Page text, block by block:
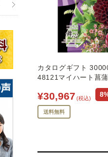
カタログギフト
48121マイハート菖
¥30,967 (税込)
送料無料